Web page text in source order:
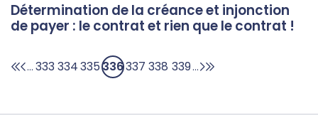
Détermination de la créance et injonction
de payer : le contrat et rien que le contrat !
... 333334335336337 338 339...